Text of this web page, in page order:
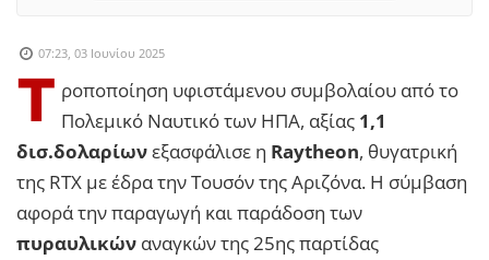
07:23, 03 Ιουνίου 2025
Τ ροποποίηση υφιστάμενου συμβολαίου από το
Πολεμικό Ναυτικό των ΗΠΑ, αξίας 1,1
δισ.δολαρίωνεξασφάλισε η Raytheon, θυγατρική
της RTX με έδρα την Τουσόν της Αριζόνα. Η σύμβαση
αφορά την παραγωγή και παράδοση των
πυραυλικών αναγκών της 25ης παρτίδας